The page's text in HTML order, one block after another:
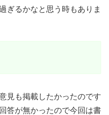
ぎるかなと思う時もありま
見も掲載したかったのです
答が無かったので今回は書